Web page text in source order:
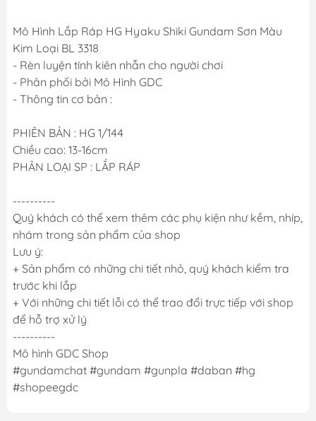
Mô Hình Lắp Ráp HG Hyaku Shiki Gundam Sơn Màu
Kim Loại BL 3318
- Rèn luyện tính kiên nhẫn cho người chơi
- Phân phối bởi Mô Hình GDC
- Thông tin cơ bản :
PHIÊN BẢN : HG 1/144
Chiều cao: 13-16cm
PHÂN LOẠI SP : LẮP RÁP
----------
Quý khách có thể xem thêm các phụ kiện như kềm, nhíp,
nhám trong sản phẩm của shop
Lưu ý:
+ Sản phẩm có những chi tiết nhỏ, quý khách kiểm tra
trước khi lắp
+ Với những chi tiết lỗi có thể trao đổi trực tiếp với shop
để hỗ trợ xử lý
----------
Mô hình GDC Shop
#gundamchat #gundam #gunpla #daban #hg
#shopeegdc